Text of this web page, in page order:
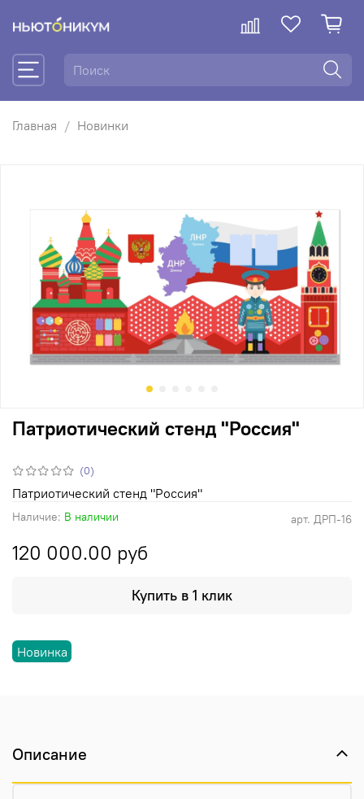
Главная Новинки
(0)
арт. ДРП-16
Наличие: В наличии
Новинка
Патриотический стенд "Россия"
120 000.00 руб
Купить в 1 клик
Патриотический стенд "Россия"
Описание